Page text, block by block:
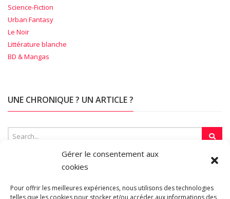
Gérer le consentement aux
cookies
Pour offrir les meilleures expériences, nous utilisons des technologies
telles que les cookies pour stocker et/ou accéder aux informations des
Science-Fiction
Urban Fantasy
Le Noir
Littérature blanche
BD & Mangas
UNE CHRONIQUE ? UN ARTICLE ?
SUR LA TOILE…